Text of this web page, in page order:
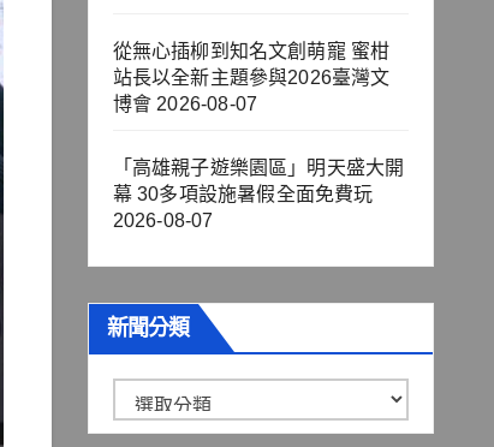
從無心插柳到知名文創萌寵 蜜柑
站長以全新主題參與2026臺灣文
博會 2026-08-07
「高雄親子遊樂園區」明天盛大開
幕 30多項設施暑假全面免費玩
2026-08-07
新聞分類
聞